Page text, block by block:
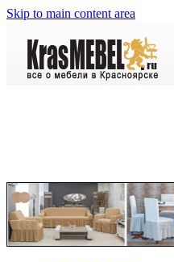
Skip to main content area